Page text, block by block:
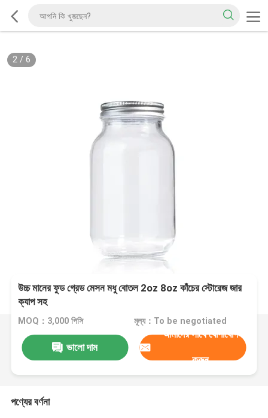
2/ 6
উচ্চ মানের ফুড গ্রেড মেসন মধু বোতল 2oz 8oz কাঁচের স্টোরেজ জার
ক্যাপ সহ
MOQ：3,000 পিসি মূল্য：To be negotiated
ভালো দাম
আমাদের সাথে যোগাযোগ
করুন
পণ্যের বর্ণনা